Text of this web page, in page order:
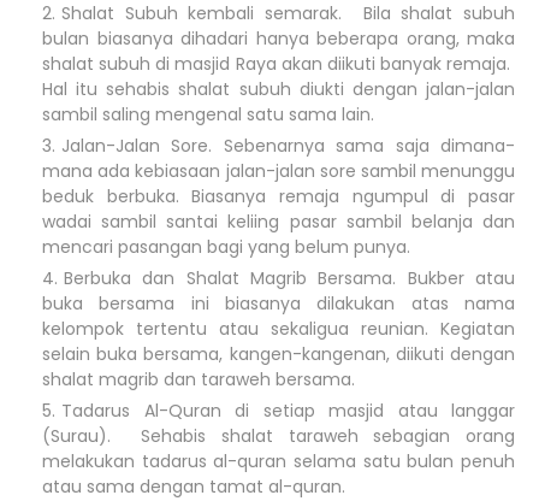
Shalat Subuh kembali semarak. Bila shalat subuh
bulan biasanya dihadari hanya beberapa orang, maka
shalat subuh di masjid Raya akan diikuti banyak remaja.
Hal itu sehabis shalat subuh diukti dengan jalan-jalan
sambil saling mengenal satu sama lain.
Jalan-Jalan Sore. Sebenarnya sama saja dimana-
mana ada kebiasaan jalan-jalan sore sambil menunggu
beduk berbuka. Biasanya remaja ngumpul di pasar
wadai sambil santai keliing pasar sambil belanja dan
mencari pasangan bagi yang belum punya.
Berbuka dan Shalat Magrib Bersama. Bukber atau
buka bersama ini biasanya dilakukan atas nama
kelompok tertentu atau sekaligua reunian. Kegiatan
selain buka bersama, kangen-kangenan, diikuti dengan
shalat magrib dan taraweh bersama.
Tadarus Al-Quran di setiap masjid atau langgar
(Surau). Sehabis shalat taraweh sebagian orang
melakukan tadarus al-quran selama satu bulan penuh
atau sama dengan tamat al-quran.